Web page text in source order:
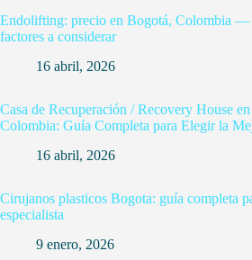
Endolifting: precio en Bogotá, Colombia —
factores a considerar
16 abril, 2026
Casa de Recuperación / Recovery House
Colombia: Guía Completa para Elegir la
16 abril, 2026
Cirujanos plasticos Bogota: guía completa
especialista
9 enero, 2026